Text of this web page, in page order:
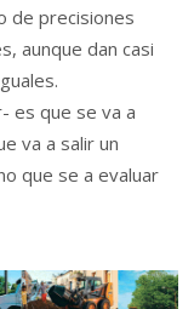
de precisiones
aunque dan casi
es que se va a
va a salir un
que se a evaluar